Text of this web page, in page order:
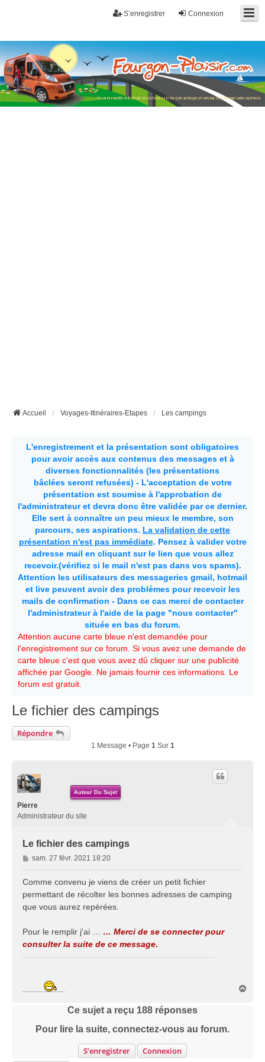
Connexion
S’enregistrer
Fourgon-plaisir.com
Forum de conseils et d'entraide des utilisateurs de fourgons, fourgons
aménagés, vans et de camping-car. Partagez votre expérience.
Accueil Voyages-Itinéraires-Etapes Les campings
L'enregistrement et la présentation sont obligatoires
pour avoir accès aux contenus des messages et à
diverses fonctionnalités (les présentations
bâclées seront refusées) - L'acceptation de votre
présentation est soumise à l'approbation de
l'administrateur et devra donc être validée par ce dernier.
Elle sert à connaître un peu mieux le membre, son
parcours, ses aspirations. La validation de cette
présentation n'est pas immédiate. Pensez à valider votre
adresse mail en cliquant sur le lien que vous allez
recevoir.(vérifiez si le mail n'est pas dans vos spams).
Attention les utilisateurs des messageries gmail, hotmail
et live peuvent avoir des problèmes pour recevoir les
mails de confirmation - Dans ce cas merci de contacter
l'administrateur à l'aide de la page "nous contacter"
située en bas du forum.
Attention aucune carte bleue n'est demandée pour
l'enregistrement sur ce forum. Si vous avez une demande de
carte bleue c'est que vous avez dû cliquer sur une publicité
affichée par Google. Ne jamais fournir ces informations. Le
forum est gratuit.
Le fichier des campings
Répondre
1 Message • Page 1Sur 1
Auteur Du Sujet
Pierre
Administrateur du site
Le fichier des campings
M
e
a
g
sam. 27 févr. 2021 18:20
Comme convenu je viens de créer un petit fichier
permettant de récolter les bonnes adresses de camping
que vous aurez repérées.
Pour le remplir j'ai …
… Merci de se connecter pour
consulter la suite de ce message.
Ce sujet a reçu 188 réponses
Pour lire la suite, connectez-vous au forum.
S’enregistrer Connexion